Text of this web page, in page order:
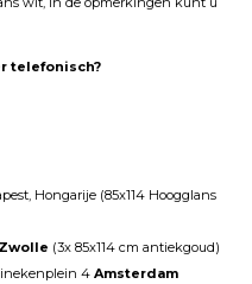
telefonisch?
Hongarije (85x114 Hoogglans
Zwolle (3x 85x114 cm antiekgoud)
4 Amsterdam